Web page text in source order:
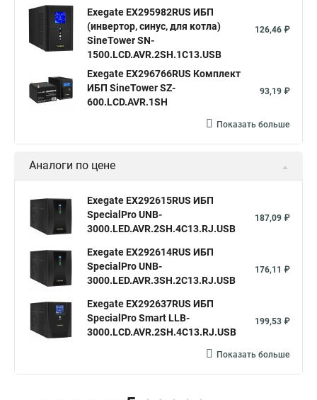
Exegate EX295982RUS ИБП
(инвертор, синус, для котла)
SineTower SN-
1500.LCD.AVR.2SH.1C13.USB
126,46 ₽
Exegate EX296766RUS Комплект
ИБП SineTower SZ-
600.LCD.AVR.1SH
93,19 ₽
Показать больше
Аналоги по цене
Exegate EX292615RUS ИБП
SpecialPro UNB-
3000.LED.AVR.2SH.4C13.RJ.USB
187,09 ₽
Exegate EX292614RUS ИБП
SpecialPro UNB-
3000.LED.AVR.3SH.2C13.RJ.USB
176,11 ₽
Exegate EX292637RUS ИБП
SpecialPro Smart LLB-
3000.LCD.AVR.2SH.4C13.RJ.USB
199,53 ₽
Показать больше